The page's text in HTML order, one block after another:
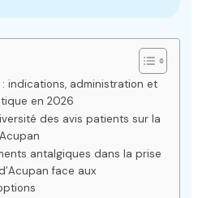
indications, administration et
en 2026
des avis patients sur la
antalgiques dans la prise
face aux